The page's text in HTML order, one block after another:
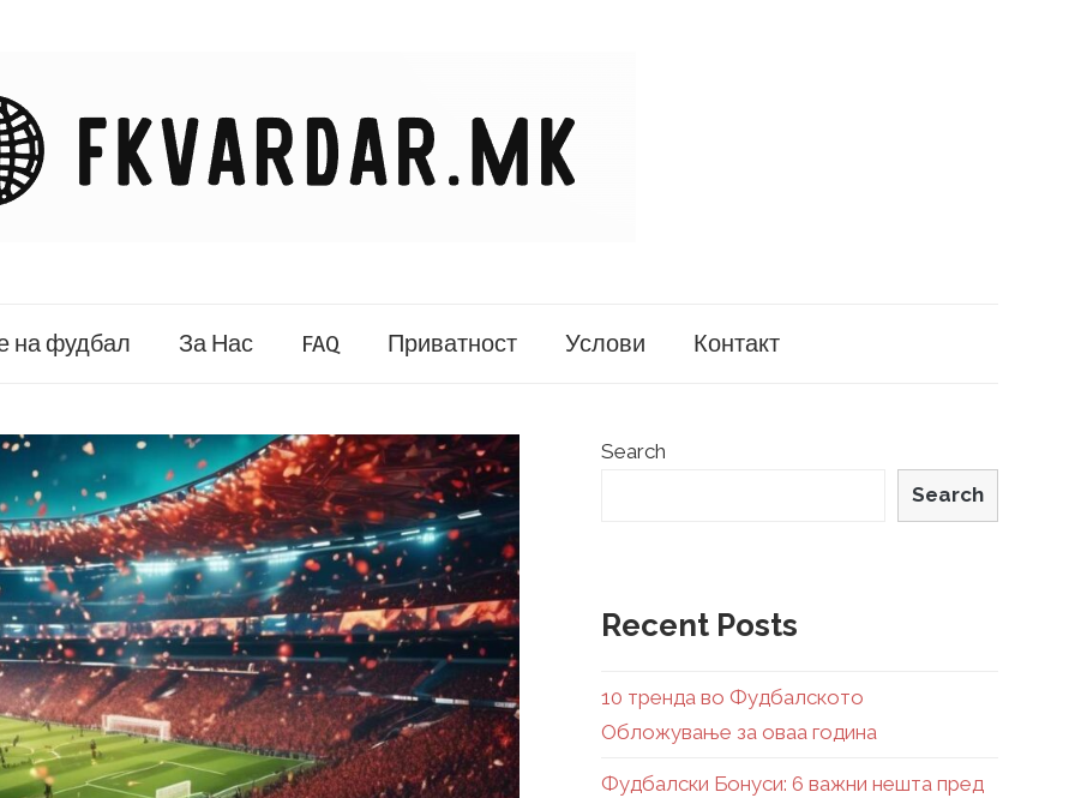
на фудбал За Нас FAQ Приватност Услови Контакт
Search
Search
Recent Posts
10 тренда во Фудбалското
Обложување за оваа година
Фудбалски Бонуси: 6 важни нешта пред